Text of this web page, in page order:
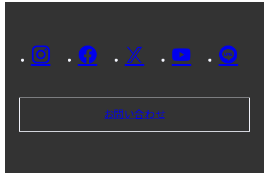
お問い合わせ